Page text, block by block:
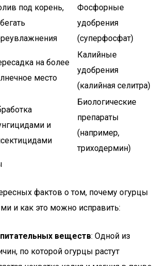
под корень,
Фосфорные
удобрения
(суперфосфат)
на более
место
Калийные
удобрения
(калийная селитра)
и
Биологические
препараты
(например,
триходермин)
фактов о том, почему огурцы
и как это можно исправить:
веществ: Одной из
по которой огурцы растут